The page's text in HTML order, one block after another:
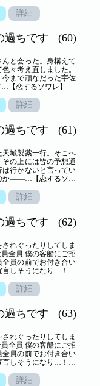
詳細
過ちです (60)
と会った。身構えて
々考え直しました。
まで頑なだった宇佐
【恋するソワレ】
詳細
過ちです (61)
城製薬一行。そこへ
の上には皆の予想通
行かないと言ってい
か――…【恋するソワ
詳細
過ちです (62)
れぐったりしてしま
全員 僕の客船にご招
員の前でお付き合い
しそうになり…！？
詳細
過ちです (63)
れぐったりしてしま
全員 僕の客船にご招
員の前でお付き合い
言しそうになり…！？
詳細